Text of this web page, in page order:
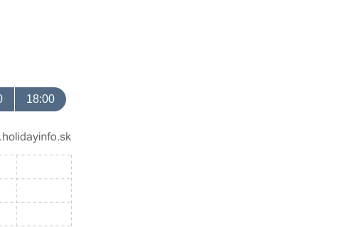
18:00